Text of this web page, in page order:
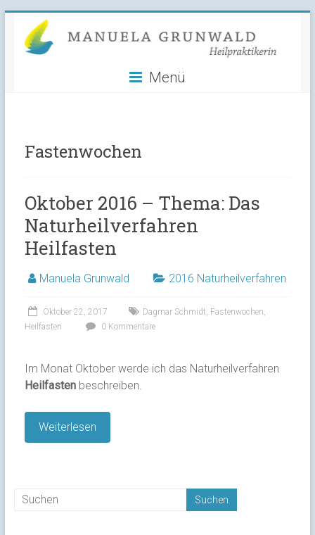
content
Manuela
Grunwald
Menü
Fastenwochen
Oktober 2016 – Thema: Das
Naturheilverfahren
Heilfasten
Manuela Grunwald 2016 Naturheilverfahren
Oktober 22, 2017 Dagmar Schmidt Fastenwochen
Heilfasten
0 Kommentare
Im Monat Oktober werde ich das Naturheilverfahren
Heilfastenbeschreiben.
Weiterlesen